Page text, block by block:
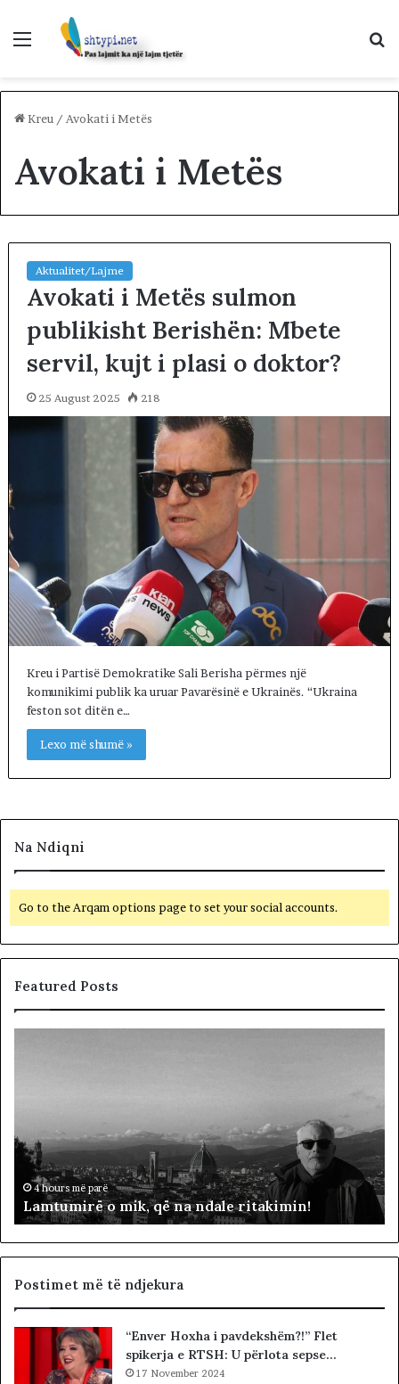
Menu
Kreu / Avokati i Metës
Avokati i Metës
Aktualitet/Lajme
Avokati i Metës sulmon
publikisht Berishën: Mbete
servil, kujt i plasi o doktor?
25 August 2025 218
Kreu i Partisë Demokratike Sali Berisha përmes një
komunikimi publik ka uruar Pavarësinë e Ukrainës. “Ukraina
feston sot ditën e…
Lexo më shumë »
Na Ndiqni
Go to the Arqam options page to set your social accounts.
Featured Posts
i
m
i
k
,
4 hours më parë
Lamtumirë o mik, që na ndale ritakimin!
p
a
Postimet më të ndjekura
“Enver Hoxha i pavdekshëm?!” Flet
spikerja e RTSH: U përlota sepse…
17 November 2024